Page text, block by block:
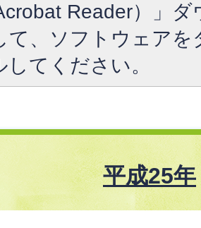
Reader）」
て、ソフトウェア
てください。
平成25年